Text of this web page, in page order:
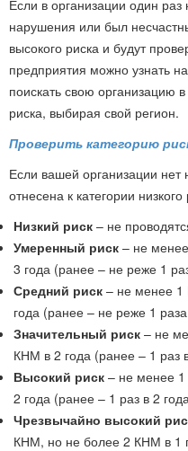
Если в организации один
нарушения или был
высокого риска и будут
предприятия можно узнать на
поискать свою организацию
риска, выбирая свой регион.
Проверить категорию
Если вашей организации нет
отнесена к категории низкого
Низкий риск – не
Умеренный риск – не
3 года (ранее – не реже 1
Средний риск – не менее
года (ранее – не реже 1
Значительный риск – не
КНМ в 2 года (ранее – 1 раз
Высокий риск – не менее
2 года (ранее – 1 раз в 2
Чрезвычайно высокий
КНМ, но не более 2 КНМ в 1